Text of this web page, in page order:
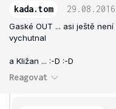
kada.tom 29.08.2016
Gaské OUT ... asi ještě
vychutnal
a Kližan ... :-D :-D
Reagovat